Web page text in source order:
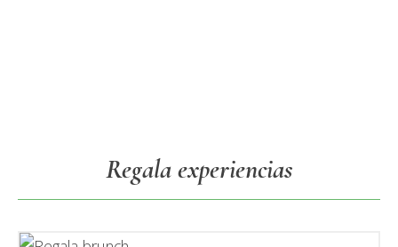
Sidebar
Regala experiencias